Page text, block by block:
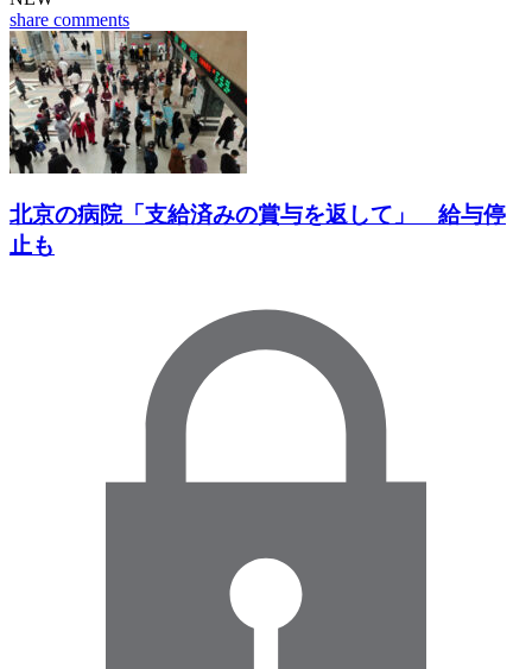
share comments
北京の病院「支給済みの賞与を返して」 給与停
止も